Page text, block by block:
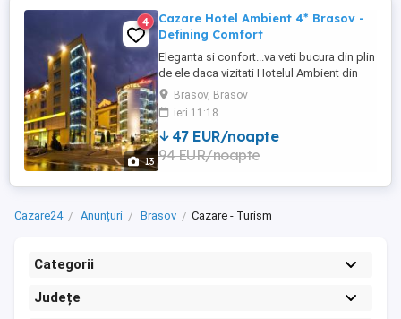
13
4
Cazare Hotel Ambient 4* Brasov -
Defining Comfort
Eleganta si confort...va veti bucura din plin
de ele daca vizitati Hotelul Ambient din
Brasov, deja un nume cu traditie ,
numarand peste un deceniu de excelenta
si experienta in domeniu. Amplasat ideal
in centrul Brasovului, la doar cateva minute
de admirabilele monumente istorice,
Brasov, Brasov
ieri 11:18
47 EUR/noapte
94 EUR/noapte
Cazare24 Anunțuri Brasov Cazare - Turism
Categorii
Județe